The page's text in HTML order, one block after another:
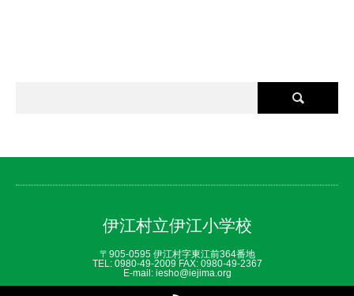
伊江村立伊江小学校
〒905-0595 伊江村字東江前364番地
TEL: 0980‐49‐2009 FAX: 0980‐49‐2367
E-mail: iesho@iejima.org